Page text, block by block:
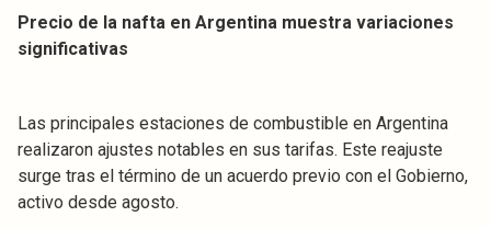
Precio de la nafta en Argentina muestra variaciones
significativas
Las principales estaciones de combustible en Argentina
realizaron ajustes notables en sus tarifas. Este reajuste
surge tras el término de un acuerdo previo con el Gobierno,
activo desde agosto.